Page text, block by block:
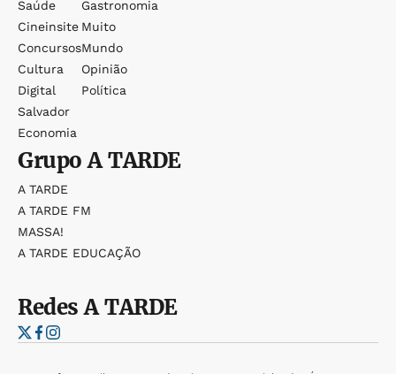
Saúde
Cineinsite
Concursos
Cultura
Digital
Salvador
Economia
Gastronomia
Muito
Mundo
Opinião
Política
GrupoA TARDE
A TARDE
A TARDE FM
MASSA!
A TARDE EDUCAÇÃO
RedesA TARDE